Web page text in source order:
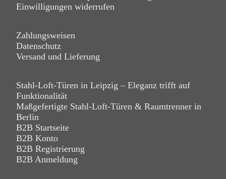
Einwilligungen widerrufen
Zahlungsweisen
Datenschutz
Versand und Lieferung
Stahl-Loft-Türen in Leipzig – Eleganz trifft auf
Funktionalität
Maßgefertigte Stahl-Loft-Türen & Raumtrenner in
Berlin
B2B Startseite
B2B Konto
B2B Registrierung
B2B Anmeldung